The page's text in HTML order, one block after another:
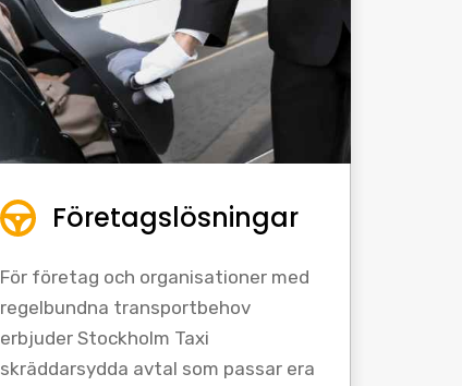
Företagslösningar
För företag och organisationer med
regelbundna transportbehov
erbjuder Stockholm Taxi
skräddarsydda avtal som passar era